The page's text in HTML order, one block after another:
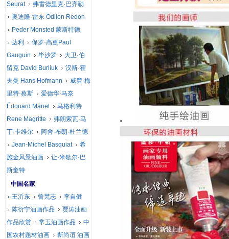
Seurat
弗雷德里克·巴齐勒
奥迪隆·雷东 Odilon Redon
Peder Monsted 蒙斯特德
达利
保罗·高更Paul
Gauguin
毕沙罗
大卫·伯
留克 David Burliuk
汉斯·霍
夫曼 Hans Hofmann
威廉·梅
里特·蔡斯
爱德华·马奈
Édouard Manet
马格利特
Rene Magritte
弗朗索瓦·马
丁·卡维尔
阿舍·布朗·杜兰德
Jean-Michel Basquiat
希
施金风景油画
让·米歇尔·巴
斯奎特
中国名家
王沂东
曾梵志
李自健
陈衍宁油画作品
贾涛油画
作品欣赏
常玉油画作品
中
国农村题材油画
靳尚谊 油画